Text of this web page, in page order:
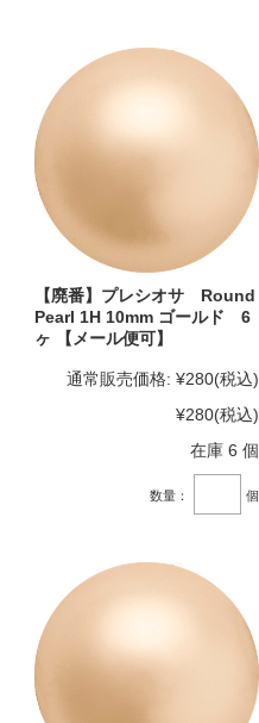
【廃番】プレシオサ Round
Pearl 1H 10mm ゴールド 6
ヶ 【メール便可】
通常販売価格: ¥280(税込)
¥280(税込)
在庫 6 個
数量： 個